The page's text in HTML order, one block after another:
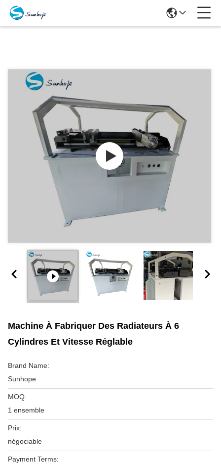
Machine À Fabriquer Des Radiateurs À 6
Cylindres Et Vitesse Réglable
Brand Name:
Sunhope
MOQ:
1 ensemble
Prix:
négociable
Payment Terms: